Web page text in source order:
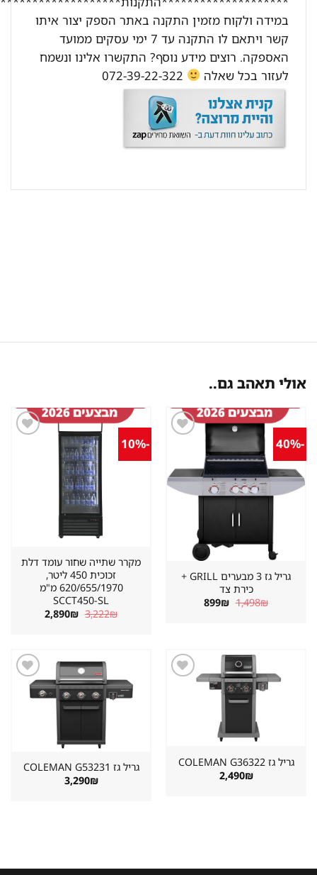
במידה ולקוח מזמין התקנה באתר הספק יצור איתו
קשר ויתאם לו התקנה עד 7 ימי עסקים ממועד
האספקה. רוצים מידע נוסף? התקשרו אלינו ונשמח
לעזור בכל שאלה
072-39-22-322
אולי תאהב גם..
במועדפים
גריל גז 3 מבערים GRILL +
כירת צד
1,498 המחיר
899 ₪ המחיר
מקרר שתייה שחור עומד דלת
זכוכית 450 ליטר,
620/655/1970 מ"מ
SCCT450-SL
3,222 המחיר
המקורי
2,890 ₪ המחיר
הנוכחי
גריל גז ⁦COLEMAN G36322⁩
2,490
שמור
מוצר
גריל גז ⁦COLEMAN G53231⁩
3,290